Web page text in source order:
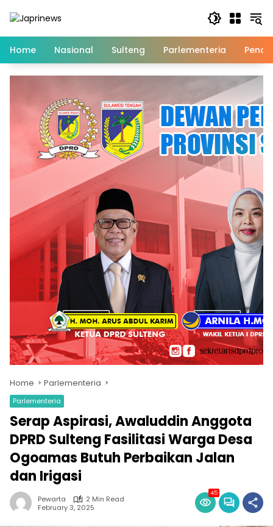
Home
Nasional Sulteng Parlementeria
Home Parlementeria
Parlementeria
Serap Aspirasi, Awaluddin Anggota
DPRD Sulteng Fasilitasi Warga Desa
Ogoamas Butuh Perbaikan Jalan
dan Irigasi
Pewarta
2 Min Read
February 3, 2025
45